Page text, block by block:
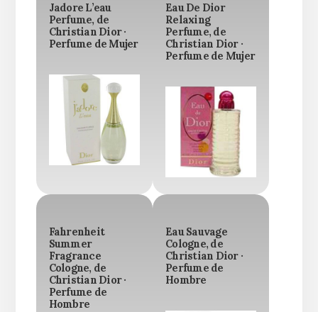
Jadore L’eau
Perfume, de
Christian Dior ·
Perfume de Mujer
Eau De Dior
Relaxing
Perfume, de
Christian Dior ·
Perfume de Mujer
Fahrenheit
Summer
Fragrance
Cologne, de
Christian Dior ·
Perfume de
Hombre
Eau Sauvage
Cologne, de
Christian Dior ·
Perfume de
Hombre